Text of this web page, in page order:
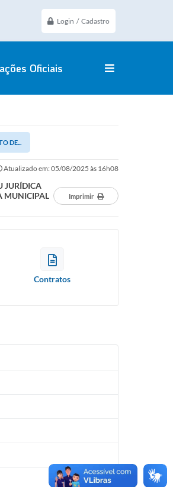
Login / Cadastro
Oficiais
DE...
Atualizado em: 05/08/2025 às 16h08
JURÍDICA
MUNICIPAL
Imprimir
Contratos